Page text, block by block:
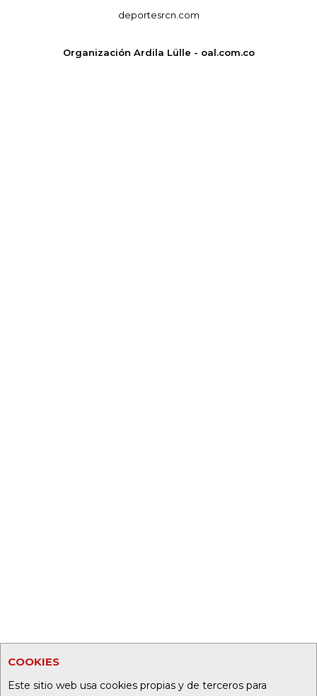
COOKIES
Este sitio web usa cookies propias y de terceros para
deportesrcn.com
Organización Ardila Lülle - oal.com.co